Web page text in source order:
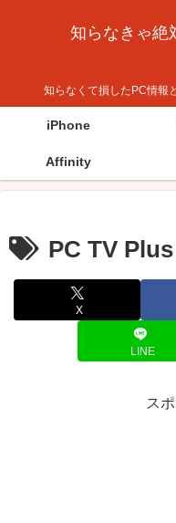
知らなきゃ絶
知らなくて損したPC情報
iPhone
Affinity
PC TV Plus
X
LINE
ス